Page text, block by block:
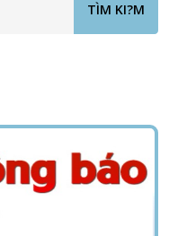
TÌM KI?M